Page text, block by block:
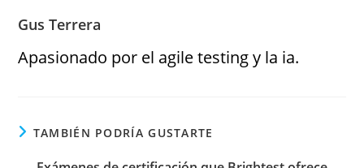
Gus Terrera
Apasionado por el agile testing y la ia.
TAMBIÉN PODRÍA GUSTARTE